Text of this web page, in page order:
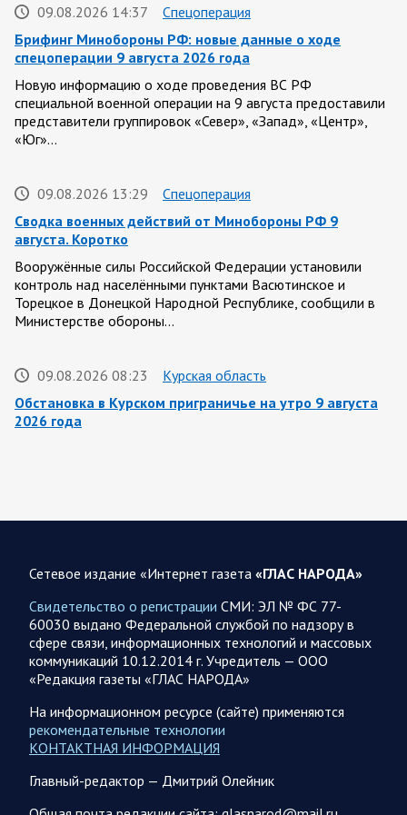
09.08.2026 14:37
Спецоперация
Брифинг Минобороны РФ: новые данные о ходе
спецоперации 9 августа 2026 года
Новую информацию о ходе проведения ВС РФ
специальной военной операции на 9 августа предоставили
представители группировок «Север», «Запад», «Центр»,
«Юг»…
09.08.2026 13:29
Спецоперация
Сводка военных действий от Минобороны РФ 9
августа. Коротко
Вооружённые силы Российской Федерации установили
контроль над населёнными пунктами Васютинское и
Торецкое в Донецкой Народной Республике, сообщили в
Министерстве обороны…
09.08.2026 08:23
Курская область
Обстановка в Курском приграничье на утро 9 августа
2026 года
08.08.2026 20:10
Украина
Олег Царев об Украине 8 августа
Зеленский совершает первый за время пребывания у власти
визит в Сербию. На пресс-конференции президент этой
страны Вучич воздержался от прямых…
08.08.2026 12:35
Спецоперация
Сетевое издание «Интернет газета «ГЛАС НАРОДА»
Свидетельство о регистрации СМИ: ЭЛ № ФС 77-
60030 выдано Федеральной службой по надзору в
сфере связи, информационных технологий и массовых
коммуникаций 10.12.2014 г. Учредитель — ООО
«Редакция газеты «ГЛАС НАРОДА»
На информационном ресурсе (сайте) применяются
рекомендательные технологии
КОНТАКТНАЯ ИНФОРМАЦИЯ
Главный-редактор — Дмитрий Олейник